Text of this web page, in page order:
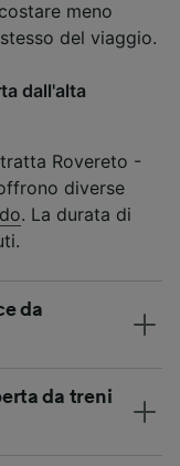
meno
del viaggio.
dall'alta
Rovereto -
diverse
. La durata di
da
da treni